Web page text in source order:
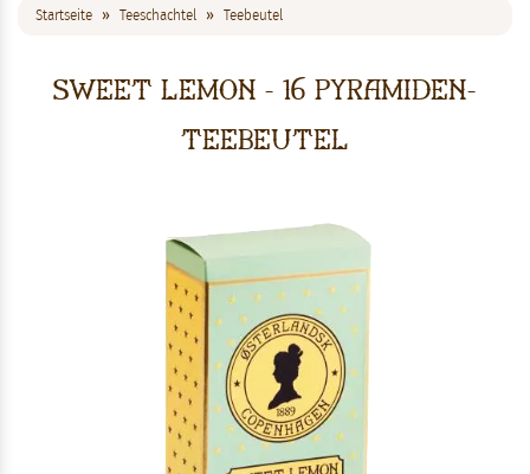
Startseite Teeschachtel Teebeutel
Sweet Lemon - 16 Pyramiden-
Teebeutel